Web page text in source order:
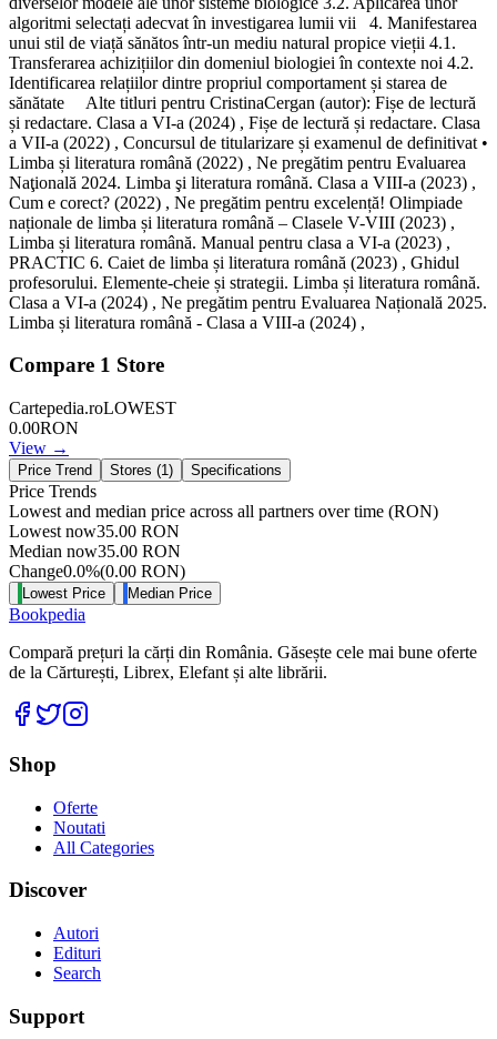
algoritmi selectați adecvat în investigarea lumii vii 4. Manifestarea
unui stil de viață sănătos într-un mediu natural propice vieții 4.1.
Transferarea achizițiilor din domeniul biologiei în contexte noi 4.2.
Identificarea relațiilor dintre propriul comportament și starea de
sănătate Alte titluri pentru CristinaCergan (autor): Fișe de lectură
și redactare. Clasa a VI-a (2024) , Fișe de lectură și redactare. Clasa
a VII-a (2022) , Concursul de titularizare și examenul de definitivat •
Limba și literatura română (2022) , Ne pregătim pentru Evaluarea
Naţională 2024. Limba şi literatura română. Clasa a VIII-a (2023) ,
Cum e corect? (2022) , Ne pregătim pentru excelență! Olimpiade
naționale de limba și literatura română – Clasele V-VIII (2023) ,
Limba și literatura română. Manual pentru clasa a VI-a (2023) ,
PRACTIC 6. Caiet de limba și literatura română (2023) , Ghidul
profesorului. Elemente-cheie și strategii. Limba și literatura română.
Clasa a VI-a (2024) , Ne pregătim pentru Evaluarea Națională 2025.
Limba și literatura română - Clasa a VIII-a (2024) ,
Compare 1 Store
Cartepedia.roLOWEST
0.00RON
View →
Price Trend Stores (1) Specifications
Price Trends
Lowest and median price across all partners over time (RON)
Lowest now35.00 RON
Median now35.00 RON
Change0.0%(0.00 RON)
Lowest Price Median Price
Bookpedia
Compară prețuri la cărți din România. Găsește cele mai bune oferte
de la Cărturești, Librex, Elefant și alte librării.
Facebook
Twitter
Shop
Oferte
Noutati
All Categories
Discover
Autori
Edituri
Search
Support